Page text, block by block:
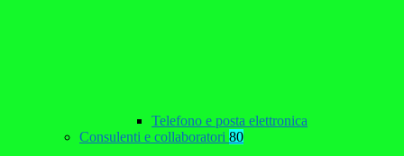
Telefono e posta elettronica
Consulenti e collaboratori 80